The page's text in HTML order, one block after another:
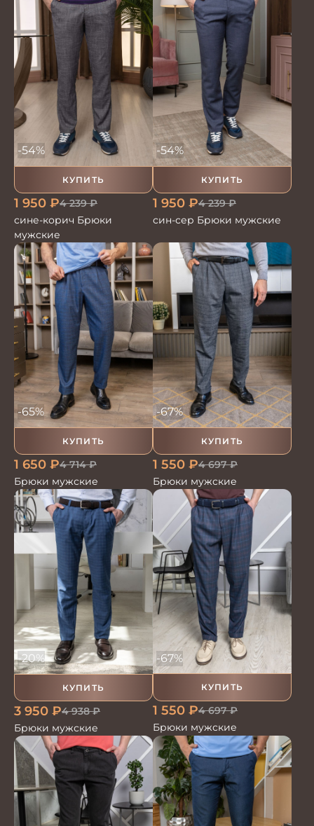
КУПИТЬ
-54%
1 950 ₽4 239₽
сине-корич Брюки
мужские
КУПИТЬ
-54%
1 950 ₽4 239₽
син-сер Брюки мужские
КУПИТЬ
-65%
1 650 ₽4 714₽
Брюки мужские
КУПИТЬ
-67%
1 550 ₽4 697₽
Брюки мужские
КУПИТЬ
-20%
3 950 ₽4 938₽
Брюки мужские
КУПИТЬ
-67%
1 550 ₽4 697₽
Брюки мужские